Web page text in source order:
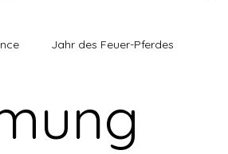
Jahr des Feuer-Pferdes
Ausdehnung & Freiheit